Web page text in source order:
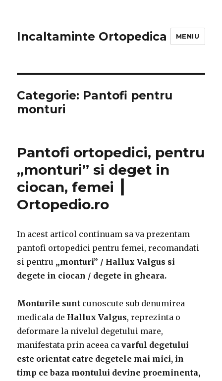
Incaltaminte Ortopedica MENIU
Categorie: Pantofi pentru
monturi
Pantofi ortopedici, pentru
„monturi” si deget in
ciocan, femei ┃
Ortopedio.ro
In acest articol continuam sa va prezentam
pantofi ortopedici pentru femei, recomandati
si pentru „monturi” / Hallux Valgus si
degete in ciocan / degete in gheara.
Monturile sunt cunoscute sub denumirea
medicala de Hallux Valgus, reprezinta o
deformare la nivelul degetului mare,
manifestata prin aceea cavarful degetului
este orientat catre degetele mai mici, in
timp ce baza montului devine proeminenta,